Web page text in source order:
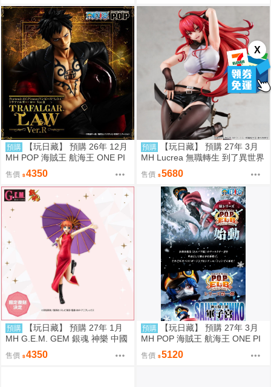
X
預購
【玩日藏】 預購 26年 12月
MH POP 海賊王 航海王 ONE PI
ECE S.O.C SOC 托拉法爾加 羅
Ver.R 代理版
售價 4350
預購
【玩日藏】 預購 27年 3月
MH Lucrea 無職轉生 到了異世界
就拿出真本事 艾莉絲 代理版
售價 5680
預購
【玩日藏】 預購 27年 1月
MH G.E.M. GEM 銀魂 神樂 中國
風 旗袍 限定復刻版 代理版
售價 4350
預購
【玩日藏】 預購 27年 3月
MH POP 海賊王 航海王 ONE PI
ECE Elevated Boost Knights of
God 神之騎士團 軍子宮 代理版
售價 5120